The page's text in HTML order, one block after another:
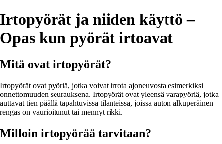
Irtopyörät ja niiden käyttö –
Opas kun pyörät irtoavat
Mitä ovat irtopyörät?
Irtopyörät ovat pyöriä, jotka voivat irrota ajoneuvosta esimerkiksi
onnettomuuden seurauksena. Irtopyörät ovat yleensä varapyöriä, jotka
auttavat tien päällä tapahtuvissa tilanteissa, joissa auton alkuperäinen
rengas on vaurioitunut tai mennyt rikki.
Milloin irtopyörää tarvitaan?